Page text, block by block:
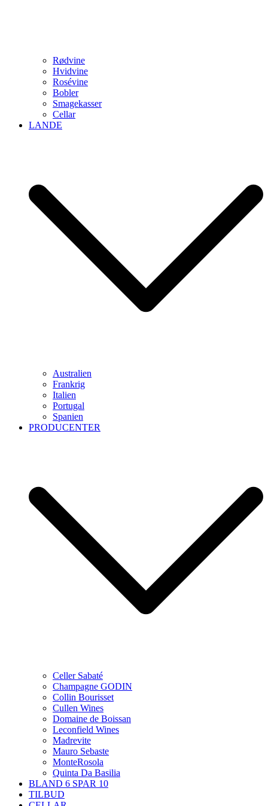
Rødvine
Hvidvine
Rosévine
Bobler
Smagekasser
Cellar
LANDE
Australien
Frankrig
Italien
Portugal
Spanien
PRODUCENTER
Celler Sabaté
Champagne GODIN
Collin Bourisset
Cullen Wines
Domaine de Boissan
Leconfield Wines
Madrevite
Mauro Sebaste
MonteRosola
Quinta Da Basilia
BLAND 6 SPAR 10
TILBUD